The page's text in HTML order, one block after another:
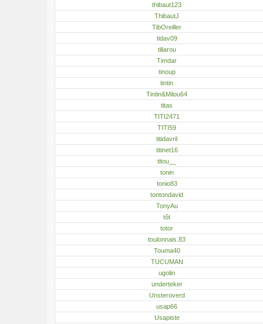
thibaut123
ThibautJ
TibOreiller
tidav09
tiliarou
Timdar
tinoup
tintin
Tintin&Milou64
titas
TITI2471
TITI59
titidavril
titinet16
titou__
tonin
tonio83
tontondavid
TonyAu
tôt
totor
toulonnais.83
Touma40
TUCUMAN
ugolin
underteker
Unsteroverd
usap66
Usapiste